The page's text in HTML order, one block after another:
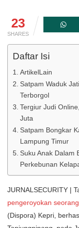
23
SHARES
Daftar Isi
ArtikelLain
Satpam Waduk
Terborgol
Tergiur Judi
Juta
Satpam Bongkar
Lampung Timur
Suku Anak Dalam
Perkebunan
JURNALSECURITY |
pengeroyokan
(Dispora) Kepri,